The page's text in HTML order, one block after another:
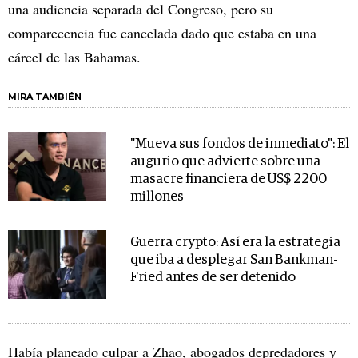
una audiencia separada del Congreso, pero su
comparecencia fue cancelada dado que estaba en una
cárcel de las Bahamas.
MIRA TAMBIÉN
"Mueva sus fondos de inmediato": El
augurio que advierte sobre una
masacre financiera de US$ 2200
millones
Guerra crypto: Así era la estrategia
que iba a desplegar San Bankman-
Fried antes de ser detenido
Había planeado culpar a Zhao, abogados depredadores y